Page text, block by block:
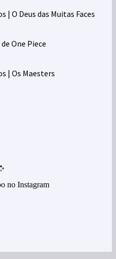
| O Deus das Muitas Faces
One Piece
| Os Maesters
no Instagram